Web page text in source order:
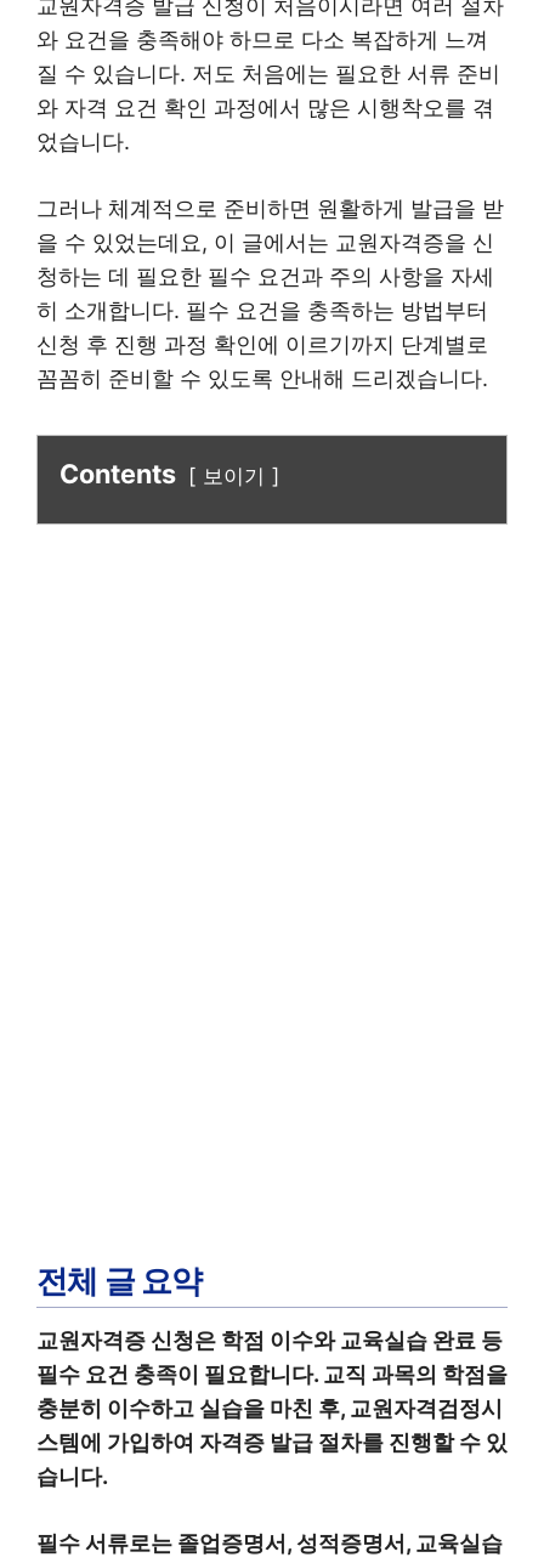
교원자격증 발급 신청이 처음이시라면 여러 절차
와 요건을 충족해야 하므로 다소 복잡하게 느껴
질 수 있습니다. 저도 처음에는 필요한 서류 준비
와 자격 요건 확인 과정에서 많은 시행착오를 겪
었습니다.
그러나 체계적으로 준비하면 원활하게 발급을 받
을 수 있었는데요, 이 글에서는 교원자격증을 신
청하는 데 필요한 필수 요건과 주의 사항을 자세
히 소개합니다. 필수 요건을 충족하는 방법부터
신청 후 진행 과정 확인에 이르기까지 단계별로
꼼꼼히 준비할 수 있도록 안내해 드리겠습니다.
Contents 보이기
전체 글 요약
교원자격증 신청은 학점 이수와 교육실습 완료 등
필수 요건 충족이 필요합니다. 교직 과목의 학점을
충분히 이수하고 실습을 마친 후, 교원자격검정시
스템에 가입하여 자격증 발급 절차를 진행할 수 있
습니다.
필수 서류로는 졸업증명서, 성적증명서, 교육실습